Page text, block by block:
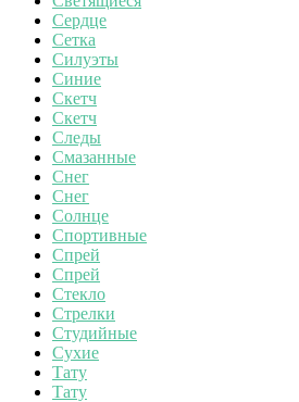
Сердце
Сетка
Силуэты
Синие
Скетч
Скетч
Следы
Смазанные
Снег
Снег
Солнце
Спортивные
Спрей
Спрей
Стекло
Стрелки
Студийные
Сухие
Тату
Тату